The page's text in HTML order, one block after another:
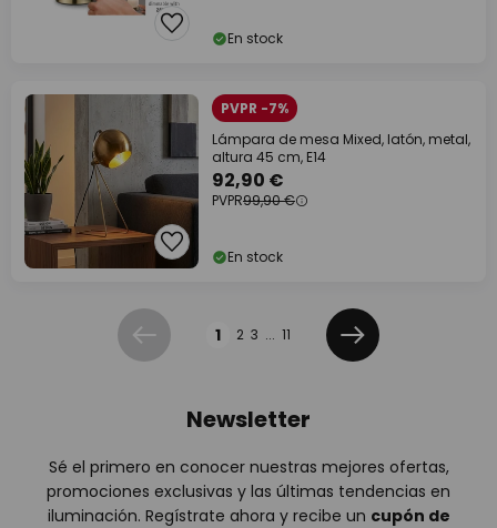
En stock
PVPR -7%
Lámpara de mesa Mixed, latón, metal,
altura 45 cm, E14
92,90 €
PVPR99,90 €
En stock
Anterior 1 2 3 ... 11
Siguiente
Newsletter
Sé el primero en conocer nuestras mejores ofertas,
promociones exclusivas y las últimas tendencias en
iluminación. Regístrate ahora y recibe un cupón de